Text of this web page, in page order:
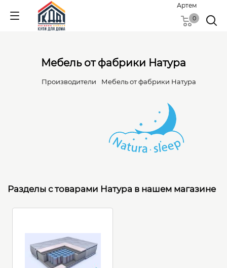
Артем
0
Мебель от фабрики Натура
Производители Мебель от фабрики Натура
Разделы с товарами Натура в нашем магазине